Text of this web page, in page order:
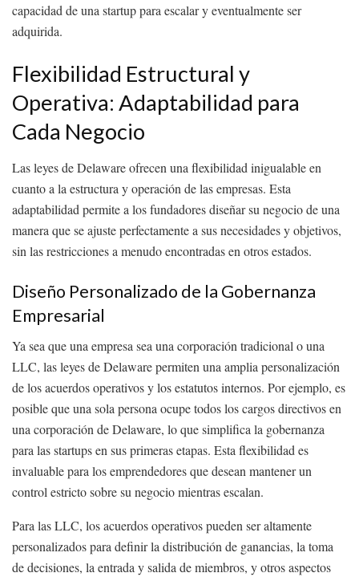
capacidad de una startup para escalar y eventualmente ser
adquirida.
Flexibilidad Estructural y
Operativa: Adaptabilidad para
Cada Negocio
Las leyes de Delaware ofrecen una flexibilidad inigualable en
cuanto a la estructura y operación de las empresas. Esta
adaptabilidad permite a los fundadores diseñar su negocio de una
manera que se ajuste perfectamente a sus necesidades y objetivos,
sin las restricciones a menudo encontradas en otros estados.
Diseño Personalizado de la Gobernanza
Empresarial
Ya sea que una empresa sea una corporación tradicional o una
LLC, las leyes de Delaware permiten una amplia personalización
de los acuerdos operativos y los estatutos internos. Por ejemplo, es
posible que una sola persona ocupe todos los cargos directivos en
una corporación de Delaware, lo que simplifica la gobernanza
para las startups en sus primeras etapas. Esta flexibilidad es
invaluable para los emprendedores que desean mantener un
control estricto sobre su negocio mientras escalan.
Para las LLC, los acuerdos operativos pueden ser altamente
personalizados para definir la distribución de ganancias, la toma
de decisiones, la entrada y salida de miembros, y otros aspectos